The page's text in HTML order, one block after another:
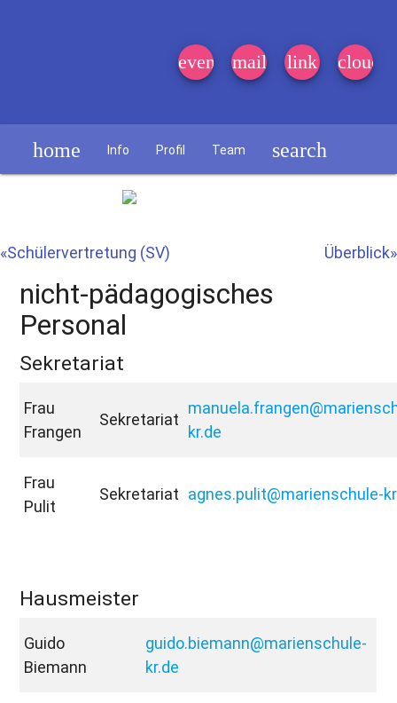
event_note
mail link cloud
home Info Profil Team search
«Schülervertretung (SV) Überblick»
nicht-pädagogisches
Personal
Sekretariat
Frau
Frangen
Sekretariat
kr.de
Frau
Pulit
Sekretariat agnes.pulit@marienschule-
Hausmeister
Guido
Biemann
guido.biemann@marienschule-
kr.de